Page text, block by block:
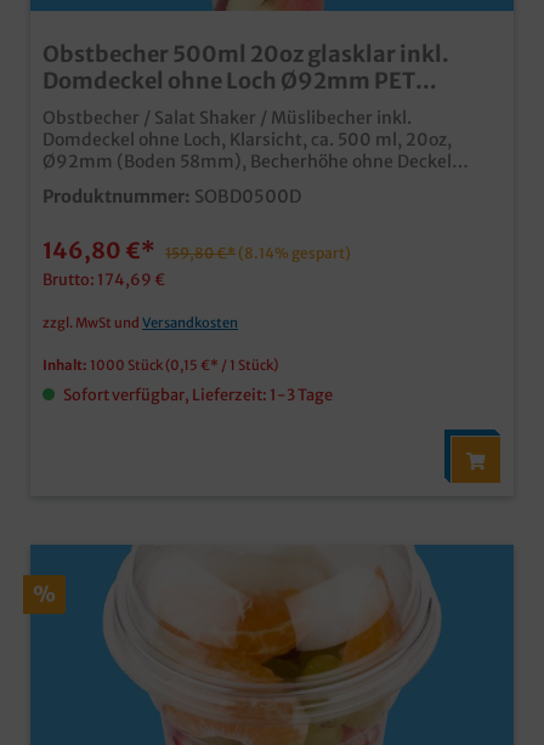
Obstbecher 500ml 20oz glasklar inkl.
Domdeckel ohne Loch Ø92mm PET
recyclebar 1000St
Obstbecher / Salat Shaker / Müslibecher inkl.
Domdeckel ohne Loch, Klarsicht, ca. 500 ml, 20oz,
Ø92mm (Boden 58mm), Becherhöhe ohne Deckel
137mm, Deckelhöhe 45mm, 1000 Stück im
Kartonhochwertiger und stabiler
den Verkauf und Transport von Obst- & Gemüsesnacks,
aber auch Desserts, Softeis, etc.inklusive
Verpackungslizenz in Deutschlandindividuell
bedruckbar ab 30.000 Stück
Produktnummer: SOBD0500D
146,80 €* 159,80 €* (8.14% gespart)
Brutto: 174,69 €
zzgl. MwSt und Versandkosten
Inhalt: 1000 Stück (0,15 €* / 1 Stück)
Sofort verfügbar, Lieferzeit: 1-3 Tage
%